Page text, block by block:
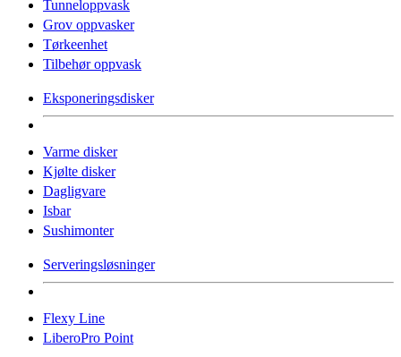
Tunneloppvask
Grov oppvasker
Tørkeenhet
Tilbehør oppvask
Eksponeringsdisker
Varme disker
Kjølte disker
Dagligvare
Isbar
Sushimonter
Serveringsløsninger
Flexy Line
LiberoPro Point